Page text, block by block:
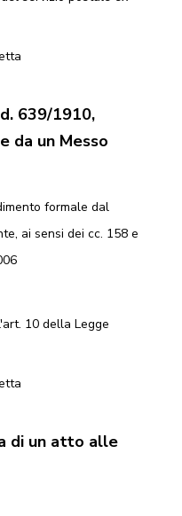
639/1910,
da un Messo
formale dal
ai sensi dei cc. 158 e
10 della Legge
di un atto alle